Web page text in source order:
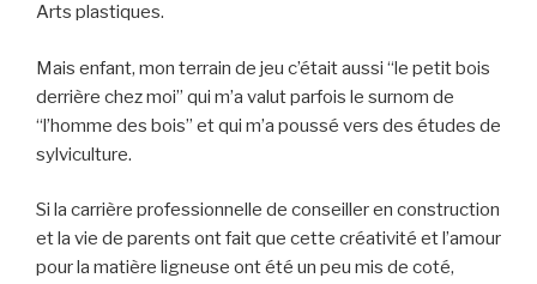
Arts plastiques.
Mais enfant, mon terrain de jeu c’était aussi “le petit bois
derrière chez moi” qui m’a valut parfois le surnom de
“l’homme des bois” et qui m’a poussé vers des études de
sylviculture.
Si la carrière professionnelle de conseiller en construction
et la vie de parents ont fait que cette créativité et l’amour
pour la matière ligneuse ont été un peu mis de coté,